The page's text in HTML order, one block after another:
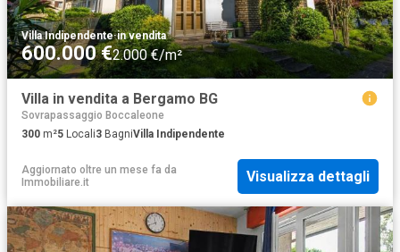
Villa Indipendente·in vendita
600.000 €2.000 €/m²
Villa in vendita a Bergamo BG
Sovrapassaggio Boccaleone
300 m²5 Locali3 BagniVilla Indipendente
Aggiornato oltre un mese fa da
Immobiliare.it
Visualizza dettagli